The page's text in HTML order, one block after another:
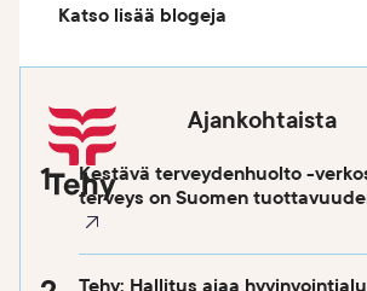
Katso lisää blogeja
Ajankohtaista
Kestävä terveydenhuolto -
terveys on Suomen
Tehy: Hallitus ajaa